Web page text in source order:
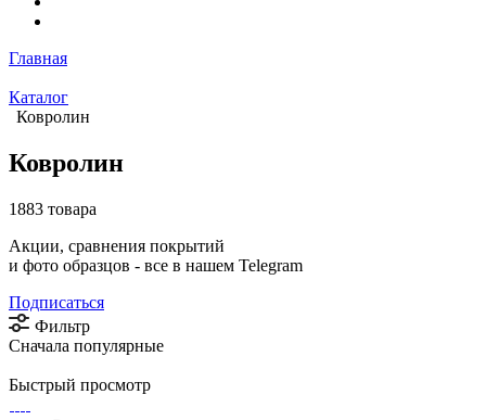
Главная
Каталог
Ковролин
Ковролин
1883 товара
Акции, сравнения покрытий
и фото образцов - все в нашем Telegram
Подписаться
Фильтр
Сначала популярные
Быстрый просмотр